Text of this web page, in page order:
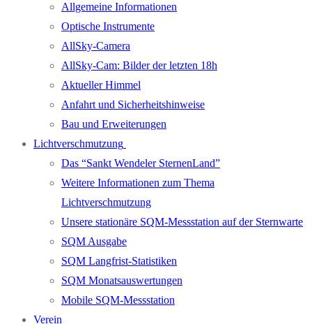
Allgemeine Informationen
Optische Instrumente
AllSky-Camera
AllSky-Cam: Bilder der letzten 18h
Aktueller Himmel
Anfahrt und Sicherheitshinweise
Bau und Erweiterungen
Lichtverschmutzung
Das “Sankt Wendeler SternenLand”
Weitere Informationen zum Thema
Lichtverschmutzung
Unsere stationäre SQM-Messstation auf der Sternwarte
SQM Ausgabe
SQM Langfrist-Statistiken
SQM Monatsauswertungen
Mobile SQM-Messstation
Verein